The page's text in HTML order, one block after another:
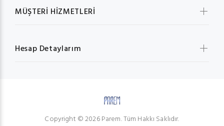
MÜŞTERİ HİZMETLERİ
Hesap Detaylarım
Copyright © 2026 Parem. Tüm Hakkı Saklıdır.